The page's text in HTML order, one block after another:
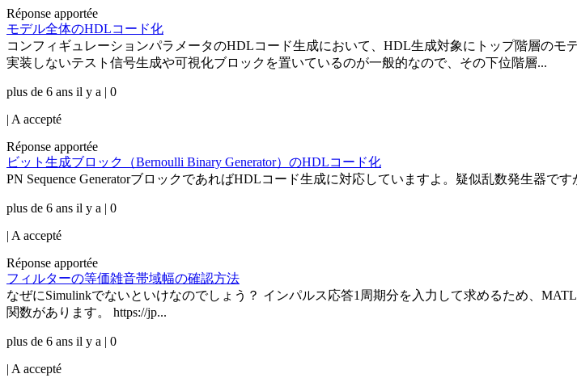
Réponse apportée
モデル全体のHDLコード化
コンフィギュレーションパラメータのHDLコード生成において、HDL生成対象にトップ階層の
実装しないテスト信号生成や可視化ブロックを置いているのが一般的なので、その下位階層...
plus de 6 ans il y a | 0
| A accepté
Réponse apportée
ビット生成ブロック（Bernoulli Binary Generator）のHDLコード化
PN Sequence GeneratorブロックであればHDLコード生成に対応していますよ。疑似乱数発生器です
plus de 6 ans il y a | 0
| A accepté
Réponse apportée
フィルターの等価雑音帯域幅の確認方法
なぜにSimulinkでないといけなのでしょう？ インパルス応答1周期分を入力して求めるため、
関数があります。 https://jp...
plus de 6 ans il y a | 0
| A accepté